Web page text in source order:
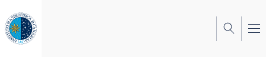
al
contenido
principal